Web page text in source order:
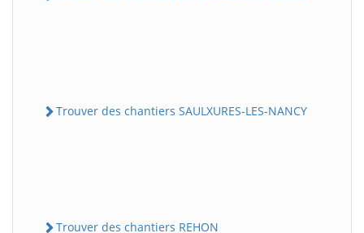
Trouver des chantiers SAULXURES-LES-NANCY
Trouver des chantiers REHON